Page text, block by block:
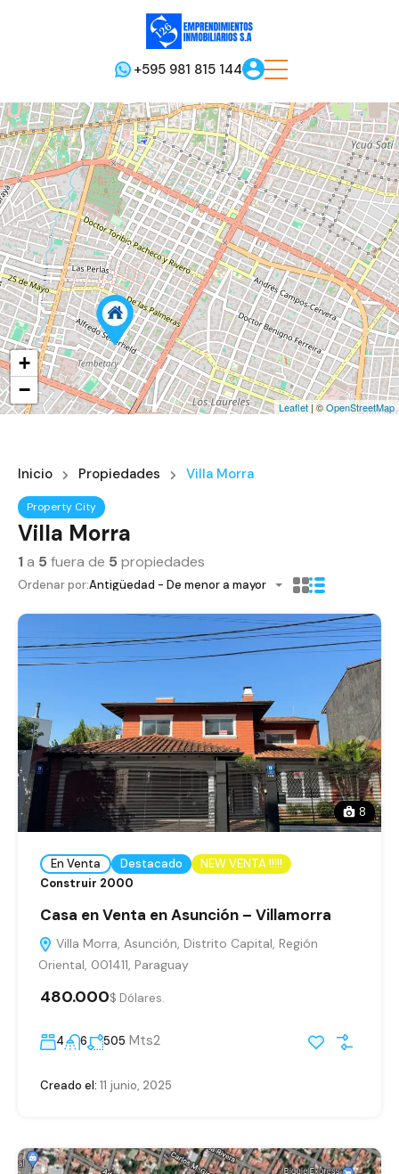
+595 981 815 144
2
2
+
−
Leaflet| ©OpenStreetMap
Inicio Propiedades Villa Morra
Property City
Villa Morra
1a 5 fuera de 5 propiedades
Ordenar por:Antigüedad - De menor a mayor
8
En Venta Destacado
NEW VENTA !!!!!
Construir 2000
Casa en Venta en Asunción – Villamorra
Villa Morra, Asunción, Distrito Capital, Región
Oriental, 001411, Paraguay
480.000$ Dólares.
4 6 505 Mts2
Creado el: 11 junio, 2025